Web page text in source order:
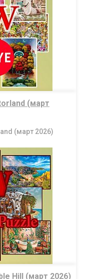
(март
(март 2026)
Hill (март 2026)